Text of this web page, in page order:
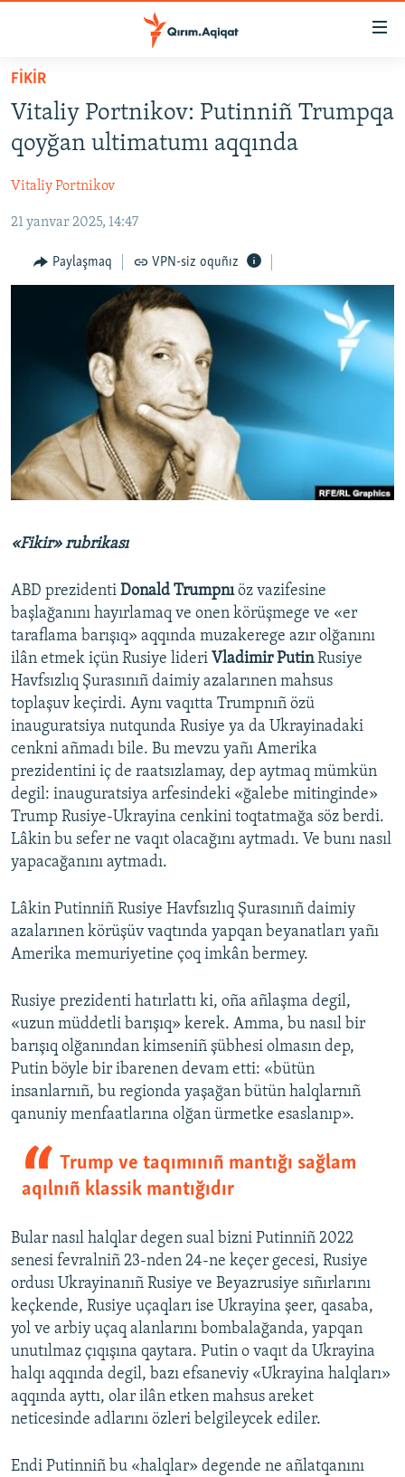
Esas
qaytmaq
Baş
navigatsiyağa
qaytmaq
qaytmaq
HABERLER
SİYASET
İQTİSADİYAT
CEMİYET
MEDENİYET
İNSAN AQLARI
Русский
Українською
RFE/RS bütün saytları
FİKİR
Vitaliy Portnikov: Putinniñ Trumpqa
qoyğan ultimatumı aqqında
Vitaliy Portnikov
21 yanvar 2025, 14:47
Paylaşmaq VPN-siz oquñız
«Fikir» rubrikası
ABD prezidenti Donald Trumpnıöz vazifesine
başlağanını hayırlamaq ve onen körüşmege ve «er
taraflama barışıq» aqqında muzakerege azır olğanını
ilân etmek içün Rusiye lideri Vladimir PutinRusiye
Havfsızlıq Şurasınıñ daimiy azalarınen mahsus
toplaşuv keçirdi. Aynı vaqıtta Trumpnıñ özü
inauguratsiya nutqunda Rusiye ya da Ukrayinadaki
cenkni añmadı bile. Bu mevzu yañı Amerika
prezidentini iç de raatsızlamay, dep aytmaq mümkün
degil: inauguratsiya arfesindeki «ğalebe mitinginde»
Trump Rusiye-Ukrayina cenkini toqtatmağa söz berdi.
Lâkin bu sefer ne vaqıt olacağını aytmadı. Ve bunı nasıl
yapacağanını aytmadı.
Lâkin Putinniñ Rusiye Havfsızlıq Şurasınıñ daimiy
azalarınen körüşüv vaqtında yapqan beyanatları yañı
Amerika memuriyetine çoq imkân bermey.
Rusiye prezidenti hatırlattı ki, oña añlaşma degil,
«uzun müddetli barışıq» kerek. Amma, bu nasıl bir
barışıq olğanından kimseniñ şübhesi olmasın dep,
Putin böyle bir ibarenen devam etti: «bütün
insanlarnıñ, bu regionda yaşağan bütün halqlarnıñ
qanuniy menfaatlarına olğan ürmetke esaslanıp».
Trump ve taqımınıñ mantığı sağlam
aqılnıñ klassik mantığıdır
Bular nasıl halqlar degen sual bizni Putinniñ 2022
senesi fevralniñ 23-nden 24-ne keçer gecesi, Rusiye
ordusı Ukrayinanıñ Rusiye ve Beyazrusiye sıñırlarını
keçkende, Rusiye uçaqları ise Ukrayina şeer, qasaba,
yol ve arbiy uçaq alanlarını bombalağanda, yapqan
unutılmaz çıqışına qaytara. Putin o vaqıt da Ukrayina
halqı aqqında degil, bazı efsaneviy «Ukrayina halqları»
aqqında ayttı, olar ilân etken mahsus areket
neticesinde adlarını özleri belgileycek ediler.
Endi Putinniñ bu «halqlar» degende ne añlatqanını